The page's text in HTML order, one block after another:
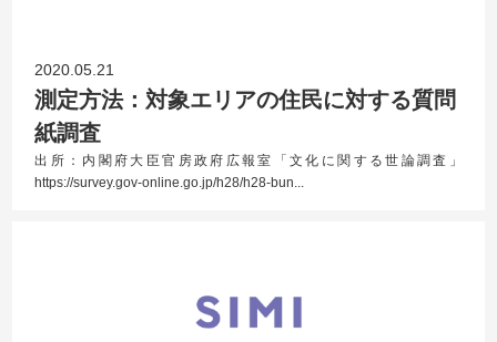
2020.05.21
測定方法：対象エリアの住民に対する質問
紙調査
出所：内閣府大臣官房政府広報室「文化に関する世論調査」
https://survey.gov-online.go.jp/h28/h28-bun...